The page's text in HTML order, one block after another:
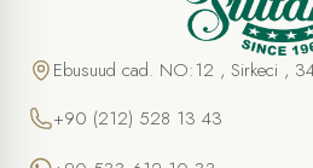
Ebusuud cad. NO:12 , Sirkeci ,
+90 (212) 528 13 43